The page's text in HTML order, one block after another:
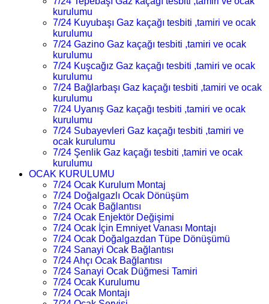
kurulumu
7/24 Kuyubaşı Gaz kaçağı tesbiti ,tamiri ve ocak
kurulumu
7/24 Gazino Gaz kaçağı tesbiti ,tamiri ve ocak
kurulumu
7/24 Kuşcağız Gaz kaçağı tesbiti ,tamiri ve ocak
kurulumu
7/24 Bağlarbaşı Gaz kaçağı tesbiti ,tamiri ve ocak
kurulumu
7/24 Uyanış Gaz kaçağı tesbiti ,tamiri ve ocak
kurulumu
7/24 Subayevleri Gaz kaçağı tesbiti ,tamiri ve
ocak kurulumu
7/24 Şenlik Gaz kaçağı tesbiti ,tamiri ve ocak
kurulumu
OCAK KURULUMU
7/24 Ocak Kurulum Montaj
7/24 Doğalgazlı Ocak Dönüşüm
7/24 Ocak Bağlantısı
7/24 Ocak Enjektör Değişimi
7/24 Ocak İçin Emniyet Vanası Montajı
7/24 Ocak Doğalgazdan Tüpe Dönüşümü
7/24 Sanayi Ocak Bağlantısı
7/24 Ahçı Ocak Bağlantısı
7/24 Sanayi Ocak Düğmesi Tamiri
7/24 Ocak Kurulumu
7/24 Ocak Montajı